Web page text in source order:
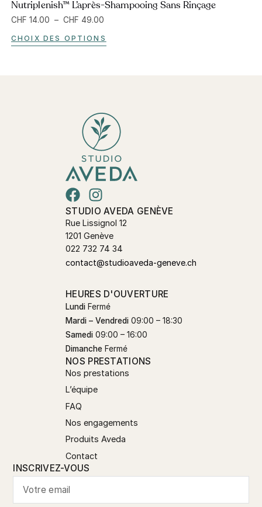
Nutriplenish™ L’après-Shampooing Sans Rinçage
CHF 14.00 – CHF 49.00
CHOIX DES OPTIONS
STUDIO AVEDA GENÈVE
Rue Lissignol 12
1201 Genève
022 732 74 34
contact@studioaveda-geneve.ch
HEURES D'OUVERTURE
Lundi Fermé
Mardi – Vendredi 09:00 – 18:30
Samedi 09:00 – 16:00
Dimanche Fermé
NOS PRESTATIONS
Nos prestations
L’équipe
FAQ
Nos engagements
Produits Aveda
Contact
INSCRIVEZ-VOUS